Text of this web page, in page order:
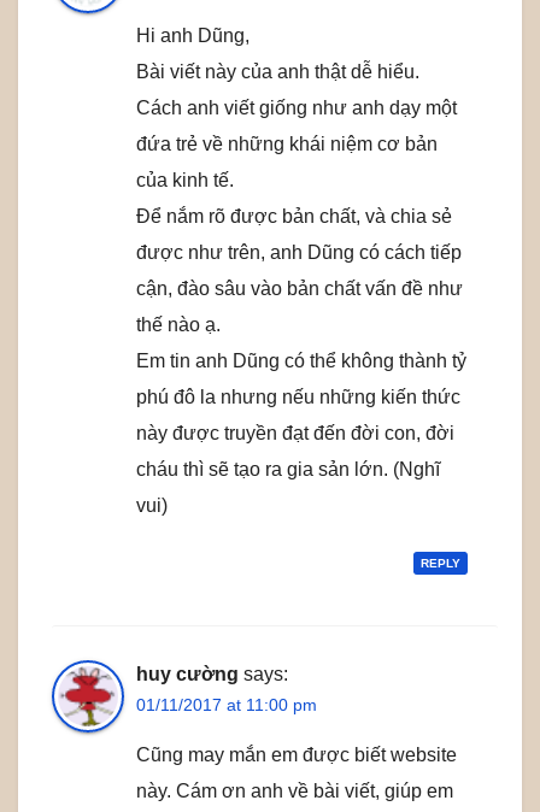
Hi anh Dũng,
Bài viết này của anh thật dễ hiểu.
Cách anh viết giống như anh dạy một
đứa trẻ về những khái niệm cơ bản
của kinh tế.
Để nắm rõ được bản chất, và chia sẻ
được như trên, anh Dũng có cách tiếp
cận, đào sâu vào bản chất vấn đề như
thế nào ạ.
Em tin anh Dũng có thể không thành tỷ
phú đô la nhưng nếu những kiến thức
này được truyền đạt đến đời con, đời
cháu thì sẽ tạo ra gia sản lớn. (Nghĩ
vui)
REPLY
huy cường says:
01/11/2017 at 11:00 pm
Cũng may mắn em được biết website
này. Cám ơn anh về bài viết, giúp em